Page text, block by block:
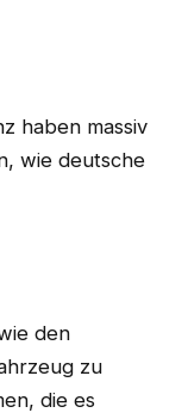
haben massiv
wie deutsche
den
zu
die es